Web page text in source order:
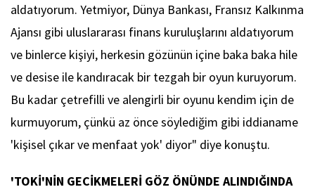
aldatıyorum. Yetmiyor, Dünya Bankası, Fransız Kalkınma
Ajansı gibi uluslararası finans kuruluşlarını aldatıyorum
ve binlerce kişiyi, herkesin gözünün içine baka baka hile
ve desise ile kandıracak bir tezgah bir oyun kuruyorum.
Bu kadar çetrefilli ve alengirli bir oyunu kendim için de
kurmuyorum, çünkü az önce söylediğim gibi iddianame
'kişisel çıkar ve menfaat yok' diyor" diye konuştu.
'TOKİ'NİN GECİKMELERİ GÖZ ÖNÜNDE ALINDIĞINDA